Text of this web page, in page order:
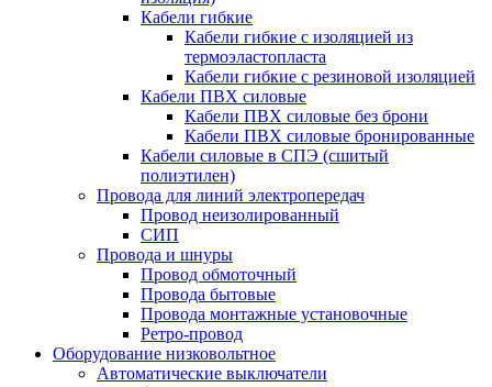
Кабели гибкие
Кабели гибкие с изоляцией из
термоэластопласта
Кабели гибкие с резиновой изоляцией
Кабели ПВХ силовые
Кабели ПВХ силовые без брони
Кабели ПВХ силовые бронированные
Кабели силовые в СПЭ (сшитый
полиэтилен)
Провода для линий электропередач
Провод неизолированный
СИП
Провода и шнуры
Провод обмоточный
Провода бытовые
Провода монтажные установочные
Ретро-провод
Оборудование низковольтное
Автоматические выключатели